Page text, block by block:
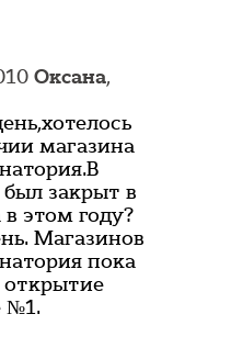
Оксана,
магазина
закрыт в
этом году?
Магазинов
пока
открытие
№1.